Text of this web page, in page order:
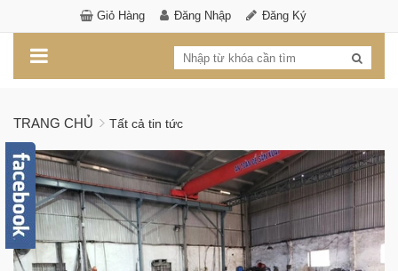
Giỏ Hàng Đăng Nhập Đăng Ký
TRANG CHỦ Tất cả tin tức